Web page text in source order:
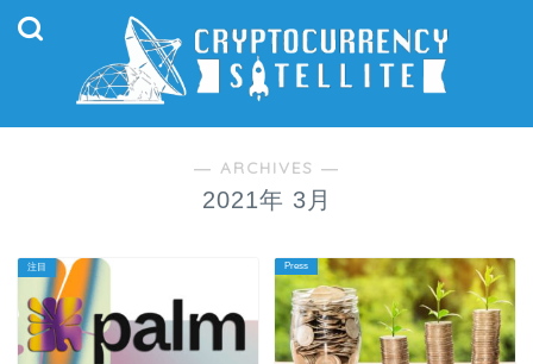
― ARCHIVES ―
2021年 3月
注目 Press